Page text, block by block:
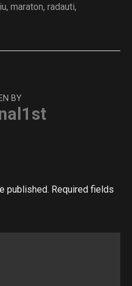
, maraton, radauti,
BY
published. Required fields